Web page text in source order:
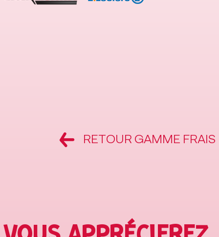
RETOUR GAMME FRAIS